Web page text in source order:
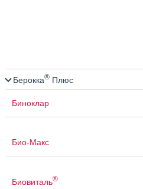
Берокка® Плюс
Биноклар
Био-Макс
Биовиталь®